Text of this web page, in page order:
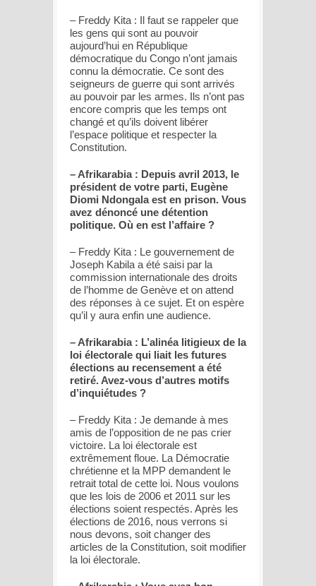
– Freddy Kita : Il faut se rappeler que
les gens qui sont au pouvoir
aujourd’hui en République
démocratique du Congo n’ont jamais
connu la démocratie. Ce sont des
seigneurs de guerre qui sont arrivés
au pouvoir par les armes. Ils n’ont pas
encore compris que les temps ont
changé et qu’ils doivent libérer
l’espace politique et respecter la
Constitution.
– Afrikarabia : Depuis avril 2013, le
président de votre parti, Eugène
Diomi Ndongala est en prison. Vous
avez dénoncé une détention
politique. Où en est l’affaire ?
– Freddy Kita : Le gouvernement de
Joseph Kabila a été saisi par la
commission internationale des droits
de l’homme de Genève et on attend
des réponses à ce sujet. Et on espère
qu’il y aura enfin une audience.
– Afrikarabia : L’alinéa litigieux de la
loi électorale qui liait les futures
élections au recensement a été
retiré. Avez-vous d’autres motifs
d’inquiétudes ?
– Freddy Kita : Je demande à mes
amis de l’opposition de ne pas crier
victoire. La loi électorale est
extrêmement floue. La Démocratie
chrétienne et la MPP demandent le
retrait total de cette loi. Nous voulons
que les lois de 2006 et 2011 sur les
élections soient respectés. Après les
élections de 2016, nous verrons si
nous devons, soit changer des
articles de la Constitution, soit modifier
la loi électorale.